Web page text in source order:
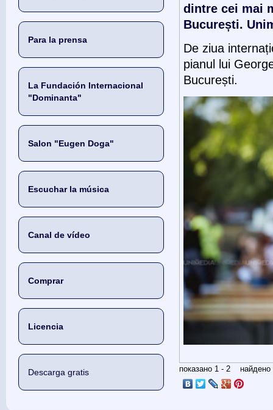
Para la prensa
La Fundación Internacional
"Dominanta"
Salon "Eugen Doga"
Escuchar la música
Canal de vídeo
Comprar
Licencia
Descarga gratis
dintre cei mai
București.
De ziua
pianul lui
București.
показано 1 - 2 найдено